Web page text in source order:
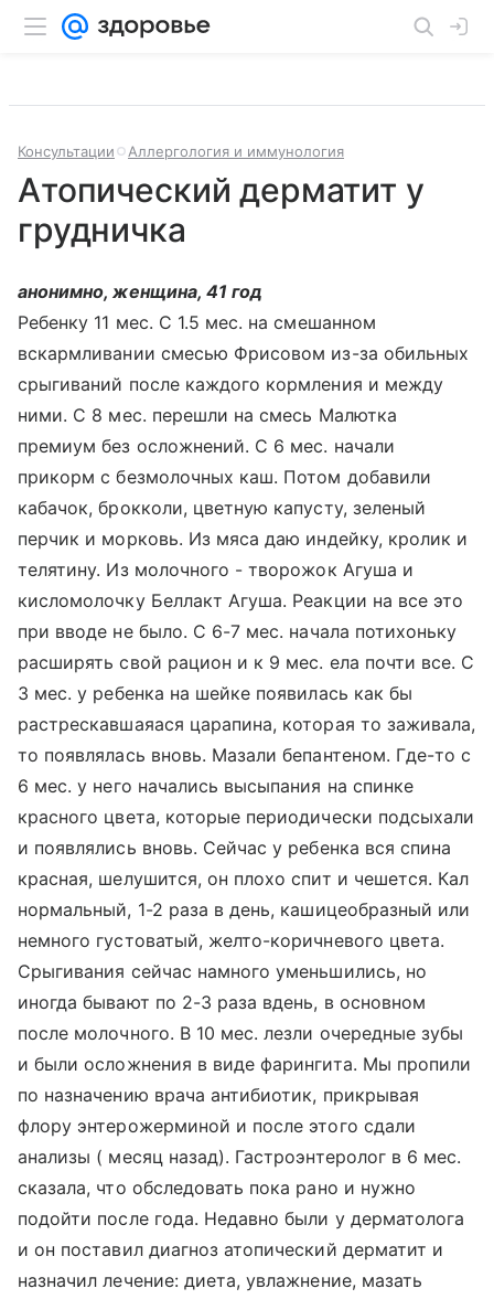
Консультации Аллергология и иммунология
Атопический дерматит у
грудничка
анонимно, женщина, 41 год
Ребенку 11 мес. С 1.5 мес. на смешанном
вскармливании смесью Фрисовом из-за обильных
срыгиваний после каждого кормления и между
ними. С 8 мес. перешли на смесь Малютка
премиум без осложнений. С 6 мес. начали
прикорм с безмолочных каш. Потом добавили
кабачок, брокколи, цветную капусту, зеленый
перчик и морковь. Из мяса даю индейку, кролик и
телятину. Из молочного - творожок Агуша и
кисломолочку Беллакт Агуша. Реакции на все это
при вводе не было. С 6-7 мес. начала потихоньку
расширять свой рацион и к 9 мес. ела почти все. С
3 мес. у ребенка на шейке появилась как бы
растрескавшаяася царапина, которая то заживала,
то появлялась вновь. Мазали бепантеном. Где-то с
6 мес. у него начались высыпания на спинке
красного цвета, которые периодически подсыхали
и появлялись вновь. Сейчас у ребенка вся спина
красная, шелушится, он плохо спит и чешется. Кал
нормальный, 1-2 раза в день, кашицеобразный или
немного густоватый, желто-коричневого цвета.
Срыгивания сейчас намного уменьшились, но
иногда бывают по 2-3 раза вдень, в основном
после молочного. В 10 мес. лезли очередные зубы
и были осложнения в виде фарингита. Мы пропили
по назначению врача антибиотик, прикрывая
флору энтерожерминой и после этого сдали
анализы ( месяц назад). Гастроэнтеролог в 6 мес.
сказала, что обследовать пока рано и нужно
подойти после года. Недавно были у дерматолога
и он поставил диагноз атопический дерматит и
назначил лечение: диета, увлажнение, мазать